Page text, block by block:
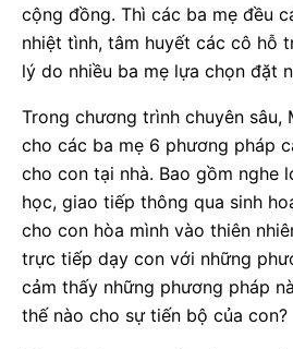
cộng đồng. Thì các ba mẹ đều
nhiệt tình, tâm huyết các cô hỗ
lý do nhiều ba mẹ lựa chọn đặt
Trong chương trình chuyên sâu,
cho các ba mẹ 6 phương pháp
cho con tại nhà. Bao gồm nghe
học, giao tiếp thông qua sinh
cho con hòa mình vào thiên
trực tiếp dạy con với những
cảm thấy những phương pháp
thế nào cho sự tiến bộ của con?